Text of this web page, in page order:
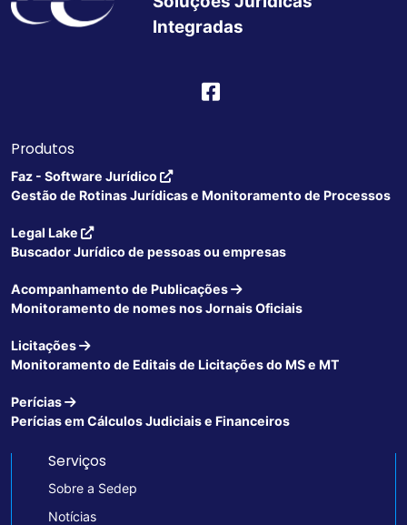
Integradas
Produtos
Faz - Software Jurídico
Gestão de Rotinas Jurídicas e Monitoramento de Processos
Legal Lake
Buscador Jurídico de pessoas ou empresas
Acompanhamento de Publicações
Monitoramento de nomes nos Jornais Oficiais
Licitações
Monitoramento de Editais de Licitações do MS e MT
Perícias
Perícias em Cálculos Judiciais e Financeiros
Serviços
Sobre a Sedep
Notícias